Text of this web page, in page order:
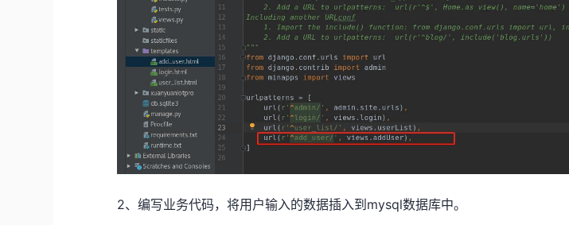
2、编写业务代码，将用户输入的数据插入到mysql数据库中。